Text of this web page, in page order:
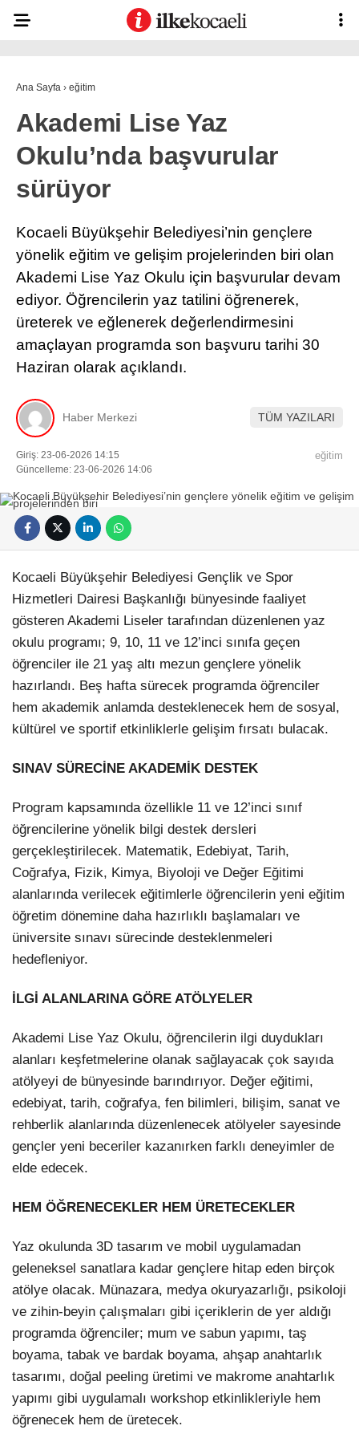
Ana Sayfa
Anasayfa
Gizlilik Politikası
Gizlilik Politikası
Hava Durumu
Hesabım
İletişim
Kişisel Verilerin Korunması
Künye
Üye Giriş
Yazı Düzenle
Yazı Gönder
Yazılarım
Yorumlarım
Facebook
Youtube
ASAYIŞ
GÜNDEM
EKONOMI
POLITIKA
DÜNYA
SPOR
MAGAZIN
SAĞLIK
TEKNOLOJI
KÖŞE YAZILARI
RÖPORTAJ
RESMI İLANLAR
Ana Sayfa › eğitim
Akademi Lise Yaz
Okulu’nda başvurular
sürüyor
Kocaeli Büyükşehir Belediyesi’nin gençlere
yönelik eğitim ve gelişim projelerinden biri olan
Akademi Lise Yaz Okulu için başvurular devam
ediyor. Öğrencilerin yaz tatilini öğrenerek,
üreterek ve eğlenerek değerlendirmesini
amaçlayan programda son başvuru tarihi 30
Haziran olarak açıklandı.
Haber Merkezi TÜM YAZILARI
Giriş: 23-06-2026 14:15
Güncelleme: 23-06-2026 14:06
eğitim
Kocaeli Büyükşehir Belediyesi Gençlik ve Spor
Hizmetleri Dairesi Başkanlığı bünyesinde faaliyet
gösteren Akademi Liseler tarafından düzenlenen yaz
okulu programı; 9, 10, 11 ve 12’inci sınıfa geçen
öğrenciler ile 21 yaş altı mezun gençlere yönelik
hazırlandı. Beş hafta sürecek programda öğrenciler
hem akademik anlamda desteklenecek hem de sosyal,
kültürel ve sportif etkinliklerle gelişim fırsatı bulacak.
SINAV SÜRECİNE AKADEMİK DESTEK
Program kapsamında özellikle 11 ve 12’inci sınıf
öğrencilerine yönelik bilgi destek dersleri
gerçekleştirilecek. Matematik, Edebiyat, Tarih,
Coğrafya, Fizik, Kimya, Biyoloji ve Değer Eğitimi
alanlarında verilecek eğitimlerle öğrencilerin yeni eğitim
öğretim dönemine daha hazırlıklı başlamaları ve
üniversite sınavı sürecinde desteklenmeleri
hedefleniyor.
İLGİ ALANLARINA GÖRE ATÖLYELER
Akademi Lise Yaz Okulu, öğrencilerin ilgi duydukları
alanları keşfetmelerine olanak sağlayacak çok sayıda
atölyeyi de bünyesinde barındırıyor. Değer eğitimi,
edebiyat, tarih, coğrafya, fen bilimleri, bilişim, sanat ve
rehberlik alanlarında düzenlenecek atölyeler sayesinde
gençler yeni beceriler kazanırken farklı deneyimler de
elde edecek.
HEM ÖĞRENECEKLER HEM ÜRETECEKLER
Yaz okulunda 3D tasarım ve mobil uygulamadan
geleneksel sanatlara kadar gençlere hitap eden birçok
atölye olacak. Münazara, medya okuryazarlığı, psikoloji
ve zihin-beyin çalışmaları gibi içeriklerin de yer aldığı
programda öğrenciler; mum ve sabun yapımı, taş
boyama, tabak ve bardak boyama, ahşap anahtarlık
tasarımı, doğal peeling üretimi ve makrome anahtarlık
yapımı gibi uygulamalı workshop etkinlikleriyle hem
öğrenecek hem de üretecek.